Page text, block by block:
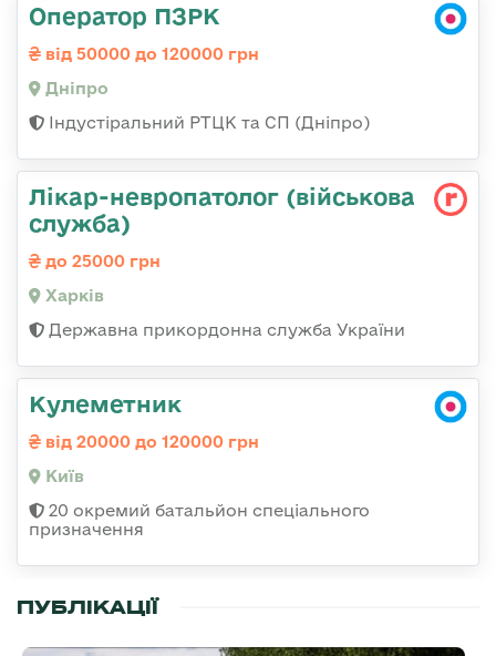
Оператор ПЗРК
від 50000 до 120000 грн
Дніпро
Індустіральний РТЦК та СП (Дніпро)
Лікар-невропатолог (військова
служба)
до 25000 грн
Харків
Державна прикордонна служба України
Кулеметник
від 20000 до 120000 грн
Київ
20 окремий батальйон спеціального
призначення
ПУБЛІКАЦІЇ